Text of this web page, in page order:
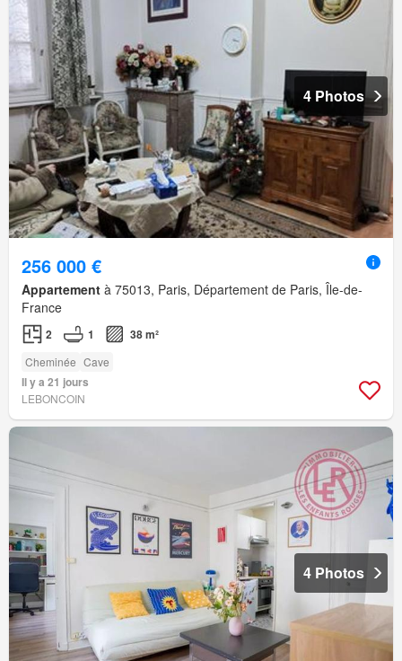
4 Photos
256 000 €
Appartement à 75013, Paris, Département de Paris, Île-de-
France
2 1 38 m²
Cheminée Cave
Il y a 21 jours
LEBONCOIN
4 Photos